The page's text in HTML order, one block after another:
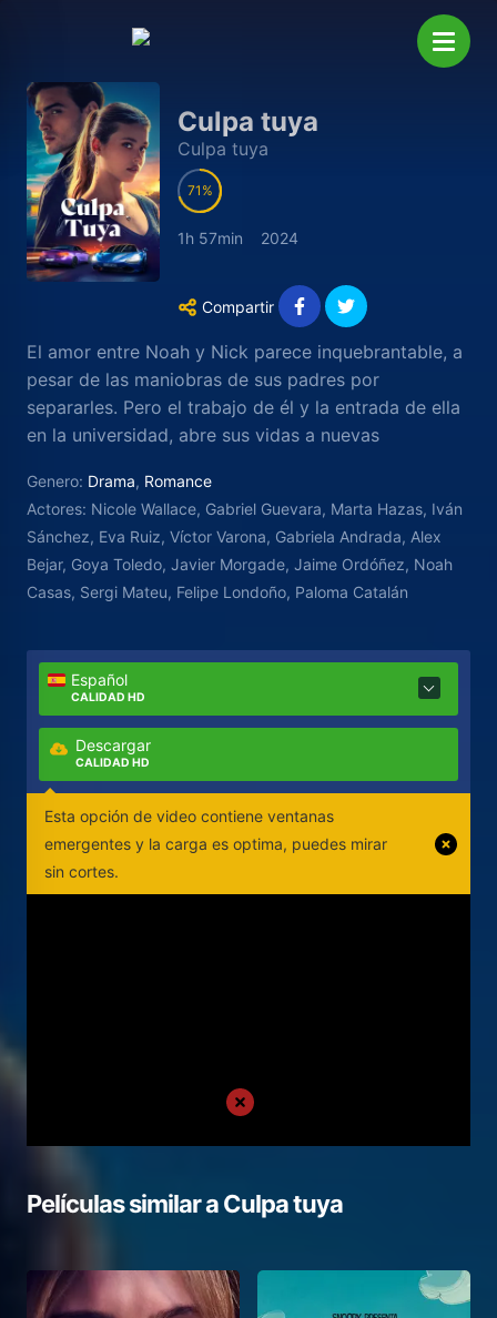
Culpa tuya
Culpa tuya
71
1h 57min 2024
Compartir
El amor entre Noah y Nick parece inquebrantable, a
pesar de las maniobras de sus padres por
separarles. Pero el trabajo de él y la entrada de ella
en la universidad, abre sus vidas a nuevas
venganza y de la madre Nick con intenciones poco
claras, removerán los cimientos no solo de su
relación, sino de la propia familia Leister. Cuando
tantas personas están dispuestas a destruir una
relación, ¿puede realmente acabar bien?
Genero: Drama, Romance
Actores: Nicole Wallace, Gabriel Guevara, Marta Hazas, Iván
Sánchez, Eva Ruiz, Víctor Varona, Gabriela Andrada, Alex
Bejar, Goya Toledo, Javier Morgade, Jaime Ordóñez, Noah
Casas, Sergi Mateu, Felipe Londoño, Paloma Catalán
Español
CALIDAD HD
Descargar
CALIDAD HD
Esta opción de video contiene ventanas
emergentes y la carga es optima, puedes mirar
sin cortes.
Películas similar aCulpa tuya